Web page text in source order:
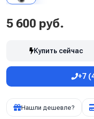
5 600 руб.
Купить сейчас
+7
Нашли дешевле?